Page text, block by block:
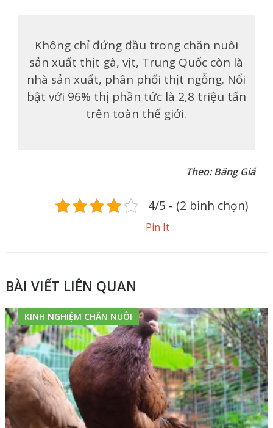
Không chỉ đứng đầu trong chăn nuôi
sản xuất thịt gà, vịt, Trung Quốc còn là
nhà sản xuất, phân phối thịt ngỗng. Nổi
bật với 96% thị phần tức là 2,8 triệu tấn
trên toàn thế giới.
Theo: Băng Giá
4/5 - (2 bình chọn)
Pin It
BÀI VIẾT LIÊN QUAN
KINH NGHIỆM CHĂN NUÔI